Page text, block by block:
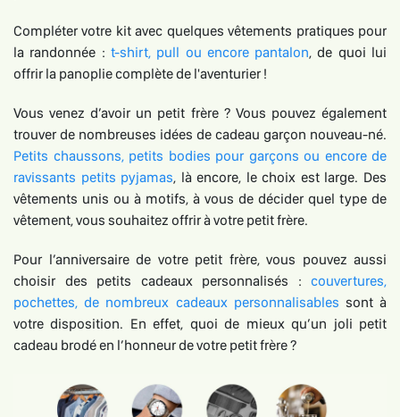
Compléter votre kit avec quelques vêtements pratiques pour
la randonnée : t-shirt, pull ou encore pantalon, de quoi lui
offrir la panoplie complète de l'aventurier !
Vous venez d’avoir un petit frère ? Vous pouvez également
trouver de nombreuses idées de cadeau garçon nouveau-né.
Petits chaussons, petits bodies pour garçons ou encore de
ravissants petits pyjamas, là encore, le choix est large. Des
vêtements unis ou à motifs, à vous de décider quel type de
vêtement, vous souhaitez offrir à votre petit frère.
Pour l’anniversaire de votre petit frère, vous pouvez aussi
choisir des petits cadeaux personnalisés : couvertures,
pochettes, de nombreux cadeaux personnalisables sont à
votre disposition. En effet, quoi de mieux qu’un joli petit
cadeau brodé en l’honneur de votre petit frère ?